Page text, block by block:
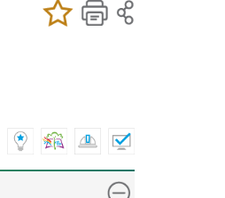
加入/移除我喜
愛的課程
儲存課程
列印